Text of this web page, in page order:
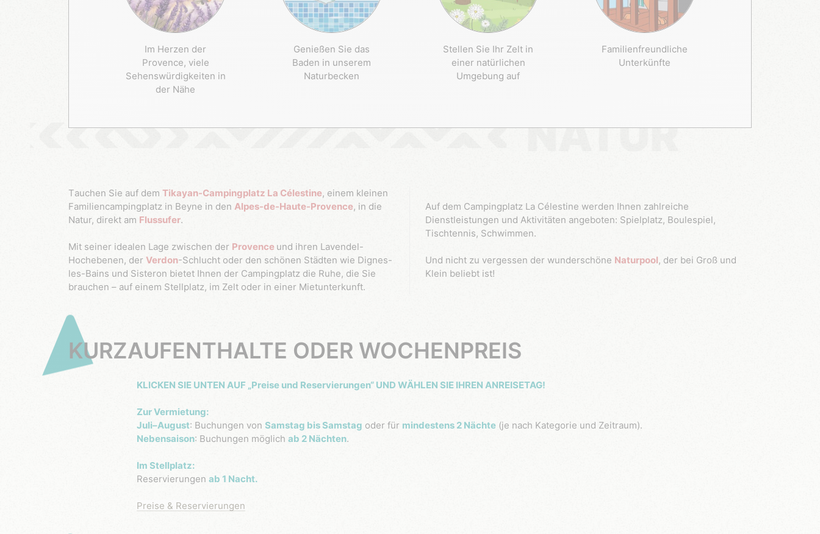
Im Herzen der
Provence, viele
Sehenswürdigkeiten in
der Nähe
Genießen Sie das
Baden in unserem
Naturbecken
Stellen Sie Ihr Zelt in
einer natürlichen
Umgebung auf
Familienfreundliche
Unterkünfte
NATUR
Tauchen Sie auf dem Tikayan-Campingplatz La Célestine, einem kleinen
Familiencampingplatz in Beyne in den Alpes-de-Haute-Provence, in die
Natur, direkt am Flussufer.
Mit seiner idealen Lage zwischen der Provence und ihren Lavendel-
Hochebenen, der Verdon-Schlucht oder den schönen Städten wie Dignes-
les-Bains und Sisteron bietet Ihnen der Campingplatz die Ruhe, die Sie
brauchen – auf einem Stellplatz, im Zelt oder in einer Mietunterkunft.
Auf dem Campingplatz La Célestine werden Ihnen zahlreiche
Dienstleistungen und Aktivitäten angeboten: Spielplatz, Boulespiel,
Tischtennis, Schwimmen.
Und nicht zu vergessen der wunderschöne Naturpool, der bei Groß und
Klein beliebt ist!
KURZAUFENTHALTE ODER WOCHENPREIS
KLICKEN SIE UNTEN AUF „Preise und Reservierungen“ UND WÄHLEN SIE IHREN ANREISETAG!
Zur Vermietung:
Juli–August: Buchungen von Samstag bis Samstag oder für mindestens 2 Nächte (je nach Kategorie und Zeitraum).
Nebensaison: Buchungen möglich ab 2 Nächten.
Im Stellplatz:
Reservierungen ab 1 Nacht.
Preise & Reservierungen